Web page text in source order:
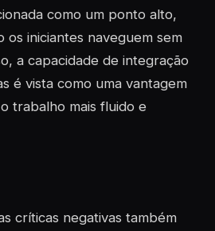
como um ponto alto,
os iniciantes naveguem sem
a capacidade de integração
é vista como uma vantagem
trabalho mais fluido e
críticas negativas também